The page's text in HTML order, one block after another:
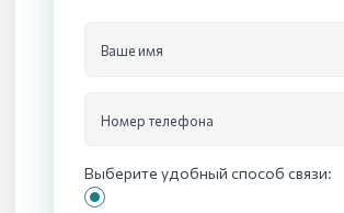
Ваше имя
Номер телефона
Выберите удобный способ связи: